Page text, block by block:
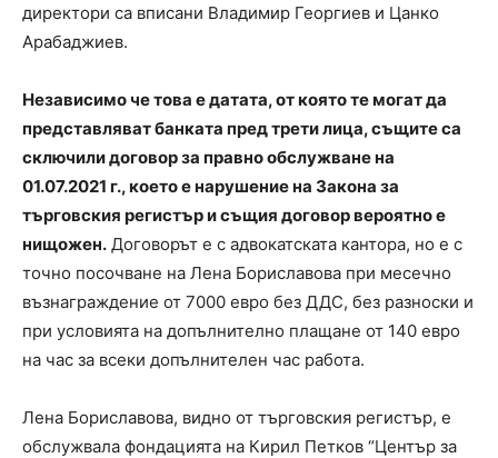
директори са вписани Владимир Георгиев и Цанко
Арабаджиев.
Независимо че това е датата, от която те могат да
представляват банката пред трети лица, същите са
сключили договор за правно обслужване на
01.07.2021 г., което е нарушение на Закона за
търговския регистър и същия договор вероятно е
нищожен. Договорът е с адвокатската кантора, но е с
точно посочване на Лена Бориславова при месечно
възнаграждение от 7000 евро без ДДС, без разноски и
при условията на допълнително плащане от 140 евро
на час за всеки допълнителен час работа.
Лена Бориславова, видно от търговския регистър, е
обслужвала фондацията на Кирил Петков “Център за